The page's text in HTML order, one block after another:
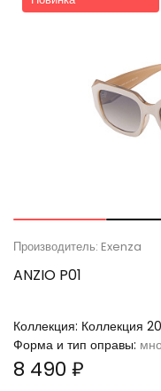
Производитель: Exenza
ANZIO P01
Коллекция: Коллекция
Форма и тип оправы:
8 490 ₽